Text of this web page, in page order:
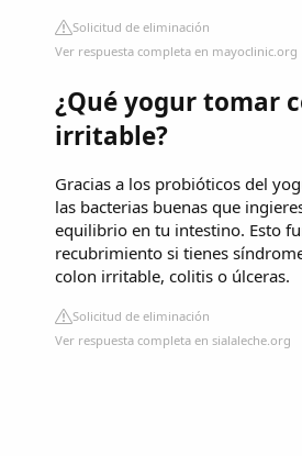
Solicitud de eliminación
Ver respuesta completa en mayoclinic.org
¿Qué yogur tomar
irritable?
Gracias a los probióticos del
las bacterias buenas que
equilibrio en tu intestino. Esto
recubrimiento si tienes
colon irritable, colitis o úlceras.
Solicitud de eliminación
Ver respuesta completa en sialaleche.org